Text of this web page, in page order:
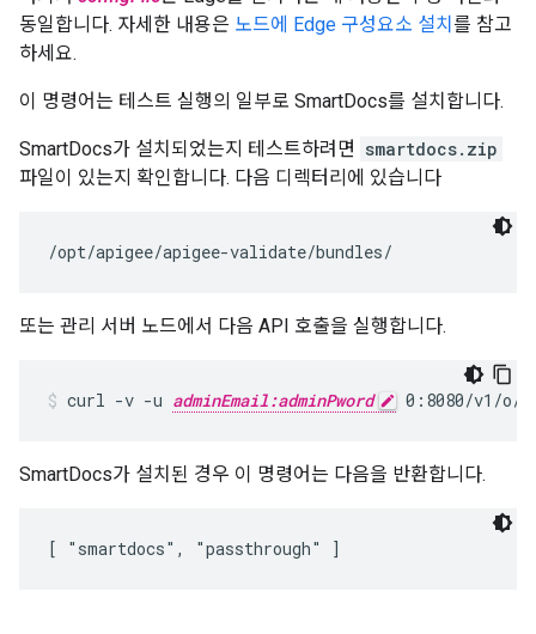
동일합니다. 자세한 내용은 노드에 Edge 구성요소 설치 를 참고
하세요.
이 명령어는 테스트 실행의 일부로 SmartDocs를 설치합니다.
SmartDocs가 설치되었는지 테스트하려면 smartdocs.zip
파일이 있는지 확인합니다. 다음 디렉터리에 있습니다
/opt/apigee/apigee-validate/bundles/
또는 관리 서버 노드에서 다음 API 호출을 실행합니다.
curl -v -u adminEmail:adminPword 0:8080/v1/o/
SmartDocs가 설치된 경우 이 명령어는 다음을 반환합니다.
[ "smartdocs", "passthrough" ]